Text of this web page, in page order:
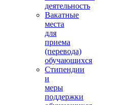
деятельность
Вакатные
места
для
приема
(перевода)
обучающихся
Стипендии
и
меры
поддержки